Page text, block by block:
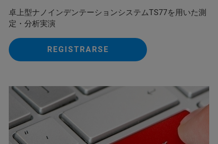
卓上型ナノインデンテーションシステムTS77を用いた測
定・分析実演
REGISTRARSE